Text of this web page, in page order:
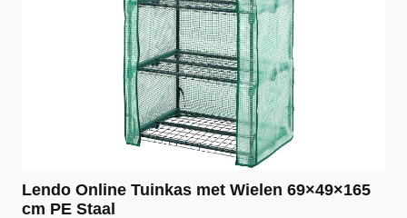
Lendo Online Tuinkas met Wielen 69×49×165
cm PE Staal